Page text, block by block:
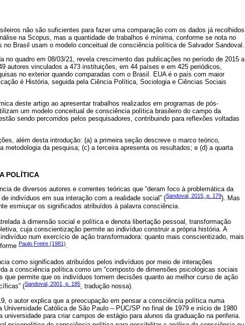
não são suficientes para fazer uma comparação com os dados já recolhidos
na Scopus, mas a quantidade de trabalhos é mínima, conforme se nota no
no Brasil usam o modelo conceitual de consciência política de Salvador Sandoval.
no quadro em 08/03/21, revela crescimento das publicações no período de 2015 a
autores vinculados a 473 instituições, em 44 países e em 425 periódicos,
no exterior quando comparadas com o Brasil. EUA é o país com maior
é História, seguida pela Ciência Política, Sociologia e Ciências Sociais
deste artigo ao apresentar trabalhos realizados em programas de pós-
um modelo conceitual de consciência política brasileiro do campo da
sendo percorridos pelos pesquisadores, contribuindo para reflexões voltadas
além desta introdução: (a) a primeira seção descreve o marco teórico,
metodologia da pesquisa; (c) a terceira apresenta os resultados; e (d) a quarta
POLÍTICA
de diversos autores e correntes teóricas que “deram foco à problemática da
indivíduos em sua interação com a realidade social” (Sandoval, 2015, p. 179). Mas
esmiuçar os significados atribuídos à palavra consciência.
à dimensão social e política e denota libertação pessoal, transformação
cuja conscientização permite ao indivíduo construir a própria história. A
num exercício de ação transformadora: quanto mais conscientizado, mais
Paulo Freire (1981).
como significados atribuídos pelos indivíduos por meio de interações
a consciência política como um “composto de dimensões psicológicas sociais
que permite que os indivíduos tomem decisões quanto ao melhor curso de ação
(Sandoval, 2001, p. 185, tradução nossa).
o autor explica que a preocupação em pensar a consciência política numa
Católica de São Paulo – PUC/SP no final de 1979 e início de 1980
para criar campos de estágio para alunos da graduação na periferia.